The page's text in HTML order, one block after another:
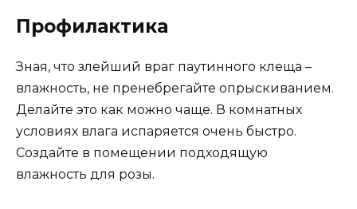
Профилактика
Зная, что злейший враг паутинного клеща –
влажность, не пренебрегайте опрыскиванием.
Делайте это как можно чаще. В комнатных
условиях влага испаряется очень быстро.
Создайте в помещении подходящую
влажность для розы.